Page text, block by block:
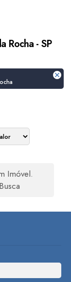
Rocha - SP
Imóvel.